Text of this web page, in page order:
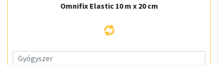
Omnifix Elastic 10 m x 20 cm